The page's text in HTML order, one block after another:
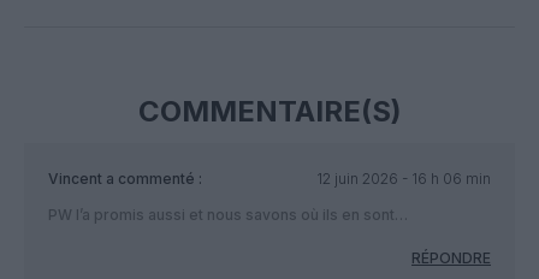
COMMENTAIRE(S)
Vincent a commenté :
12 juin 2026 - 16 h 06 min
PW l’a promis aussi et nous savons où ils en sont…
RÉPONDRE